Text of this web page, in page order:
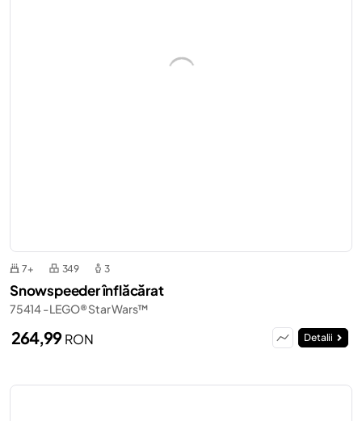
7+ 349 3
Snowspeeder înflăcărat
75414 - LEGO® Star Wars™
264,99RON Detalii